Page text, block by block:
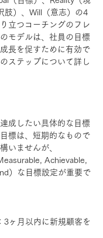
肢）、Will（意志）の4
立つコーチングのフレ
モデルは、社員の目標
長を促すために有効で
ステップについて詳し
成したい具体的な目標
標は、短期的なもので
いませんが、
Achievable,
）な目標設定が重要で
3ヶ月以内に新規顧客を